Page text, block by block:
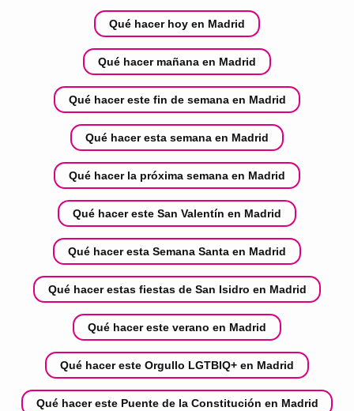
Qué hacer hoy en Madrid
Qué hacer mañana en Madrid
Qué hacer este fin de semana en Madrid
Qué hacer esta semana en Madrid
Qué hacer la próxima semana en Madrid
Qué hacer este San Valentín en Madrid
Qué hacer esta Semana Santa en Madrid
Qué hacer estas fiestas de San Isidro en Madrid
Qué hacer este verano en Madrid
Qué hacer este Orgullo LGTBIQ+ en Madrid
Qué hacer este Puente de la Constitución en Madrid